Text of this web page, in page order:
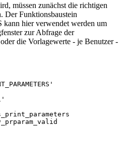
müssen zunächst die richtigen
Der Funktionsbaustein
hier verwendet werden um
zur Abfrage der
die Vorlagewerte - je Benutzer -